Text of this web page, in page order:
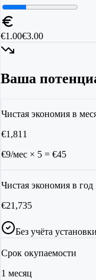
€1.00€3.00
Ваша
Чистая экономия в
€1,811
€9/мес × 5 = €45
Чистая экономия в год
€21,735
Без учёта
Срок окупаемости
1 месяц